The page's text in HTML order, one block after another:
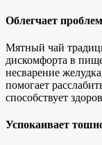
Облегчает
Мятный чай
дискомфорта в
несварение
помогает
способствует
Успокаивает